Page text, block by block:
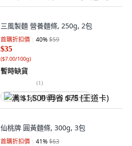
三風製麵 營養麵條, 250g, 2包
首購折扣價 40%$59
$35
($7.00/100g)
暫時缺貨
(1)
满 $1,500 再省 $75 (王道卡)
仙桃牌 圓黃麵條, 300g, 3包
首購折扣價 41%$63